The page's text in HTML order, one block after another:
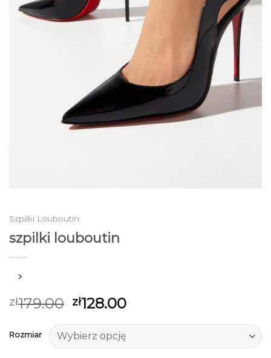
Szpilki Louboutin
szpilki louboutin
zł179.00 zł128.00
Rozmiar